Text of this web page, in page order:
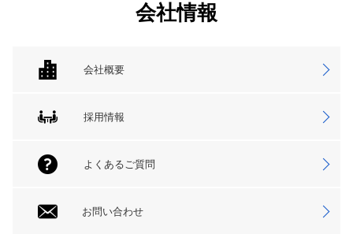
会社情報
会社概要
採用情報
よくあるご質問
お問い合わせ